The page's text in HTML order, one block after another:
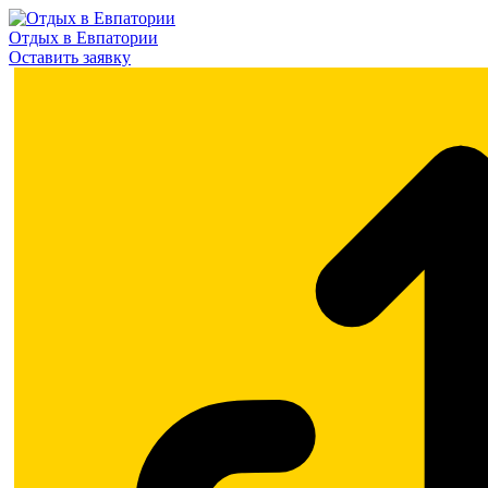
Отдых в Евпатории
Оставить заявку